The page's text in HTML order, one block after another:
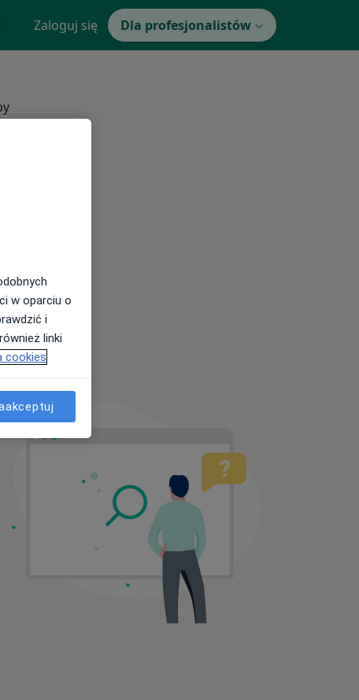
Zaloguj się Dla profesjonalistów
leczone choroby
w oparciu o
i
linki
cookies